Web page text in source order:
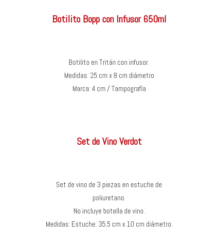
Botilito Bopp con Infusor 650ml
Botilito en Tritán con infusor.
Medidas: 25 cm x 8 cm diámetro
Marca: 4 cm / Tampografía
Set de Vino Verdot
Set de vino de 3 piezas en estuche de
poliuretano.
No incluye botella de vino.
Medidas: Estuche: 35.5 cm x 10 cm diámetro.